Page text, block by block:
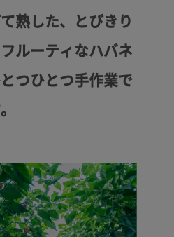
熟した、とびきり
ルーティなハバネ
つひとつ手作業で